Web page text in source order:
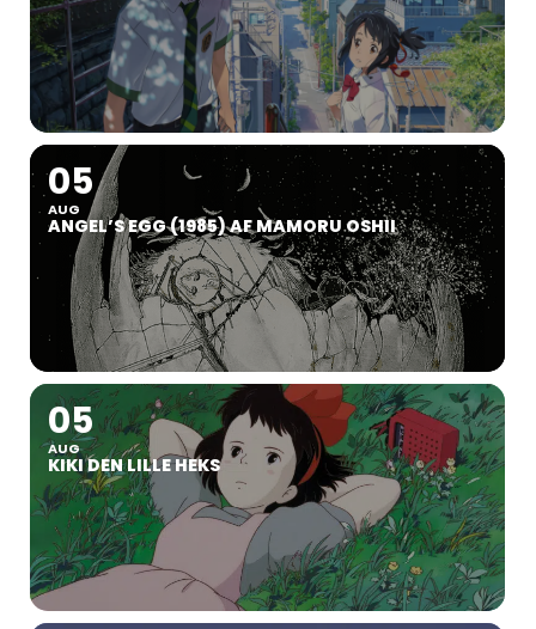
05
AUG
ANGEL’S EGG (1985) AF MAMORU OSHII
05
AUG
KIKI DEN LILLE HEKS